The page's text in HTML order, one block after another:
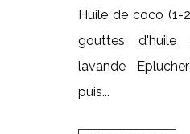
Huile de coco (1-
gouttes d'huile
lavande
puis...